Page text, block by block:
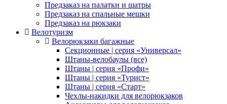
Предзаказ на палатки и шатры
Предзаказ на спальные мешки
Предзаказ на рюкзаки
Велотуризм
Велорюкзаки багажные
Секционные | серия «Универсал»
Штаны-велобаулы (все)
Штаны | серия «Профи»
Штаны | серия «Турист»
Штаны | серия «Старт»
Чехлы-накидки для велорюкзаков